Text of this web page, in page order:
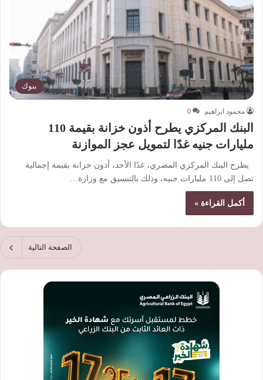
بنوك
محمود ابراهيم 0
البنك المركزي يطرح أذون خزانة بقيمة 110
مليارات جنيه غدًا لتمويل عجز الموازنة
يطرح البنك المركزي المصري، غدًا الأحد، أذون خزانة بقيمة إجمالية
تصل إلى 110 مليارات جنيه، وذلك بالتنسيق مع وزارة…
أكمل القراءة »
الصفحة التالية